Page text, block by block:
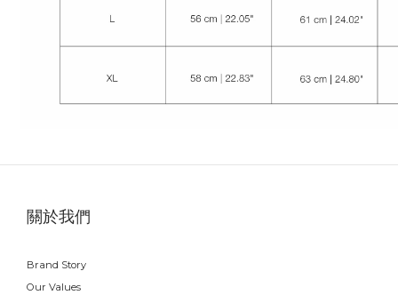
關於我們
Brand Story
Our Values